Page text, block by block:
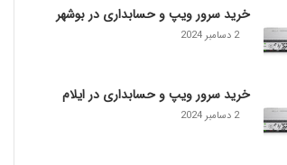
خرید سرور ویپ و حسابداری در بوشهر
2 دسامبر 2024
خرید سرور ویپ و حسابداری در ایلام
2 دسامبر 2024